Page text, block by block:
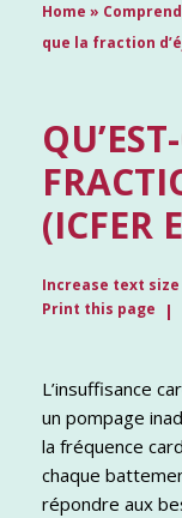
Home »
que la fraction
(ICFER
Increase text size
Print this page
L’insuffisance
un pompage
la fréquence
chaque
répondre aux